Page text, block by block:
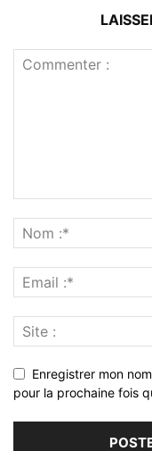
Enregistrer mon
pour la prochaine fois